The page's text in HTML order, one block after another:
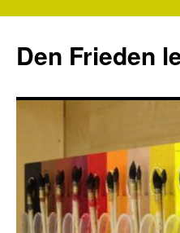
springen
Den Frieden